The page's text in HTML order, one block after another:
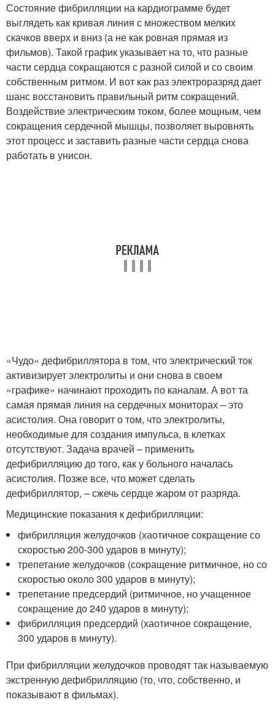
Состояние фибрилляции на кардиограмме будет
выглядеть как кривая линия с множеством мелких
скачков вверх и вниз (а не как ровная прямая из
фильмов). Такой график указывает на то, что разные
части сердца сокращаются с разной силой и со своим
собственным ритмом. И вот как раз электроразряд дает
шанс восстановить правильный ритм сокращений.
Воздействие электрическим током, более мощным, чем
сокращения сердечной мышцы, позволяет выровнять
этот процесс и заставить разные части сердца снова
работать в унисон.
«Чудо» дефибриллятора в том, что электрический ток
активизирует электролиты и они снова в своем
«графике» начинают проходить по каналам. А вот та
самая прямая линия на сердечных мониторах – это
асистолия. Она говорит о том, что электролиты,
необходимые для создания импульса, в клетках
отсутствуют. Задача врачей – применить
дефибрилляцию до того, как у больного началась
асистолия. Позже все, что может сделать
дефибриллятор, – сжечь сердце жаром от разряда.
Медицинские показания к дефибрилляции:
фибрилляция желудочков (хаотичное сокращение со
скоростью 200-300 ударов в минуту);
трепетание желудочков (сокращение ритмичное, но со
скоростью около 300 ударов в минуту);
трепетание предсердий (ритмичное, но учащенное
сокращение до 240 ударов в минуту);
фибрилляция предсердий (хаотичное сокращение,
300 ударов в минуту).
При фибрилляции желудочков проводят так называемую
экстренную дефибрилляцию (то, что, собственно, и
показывают в фильмах).